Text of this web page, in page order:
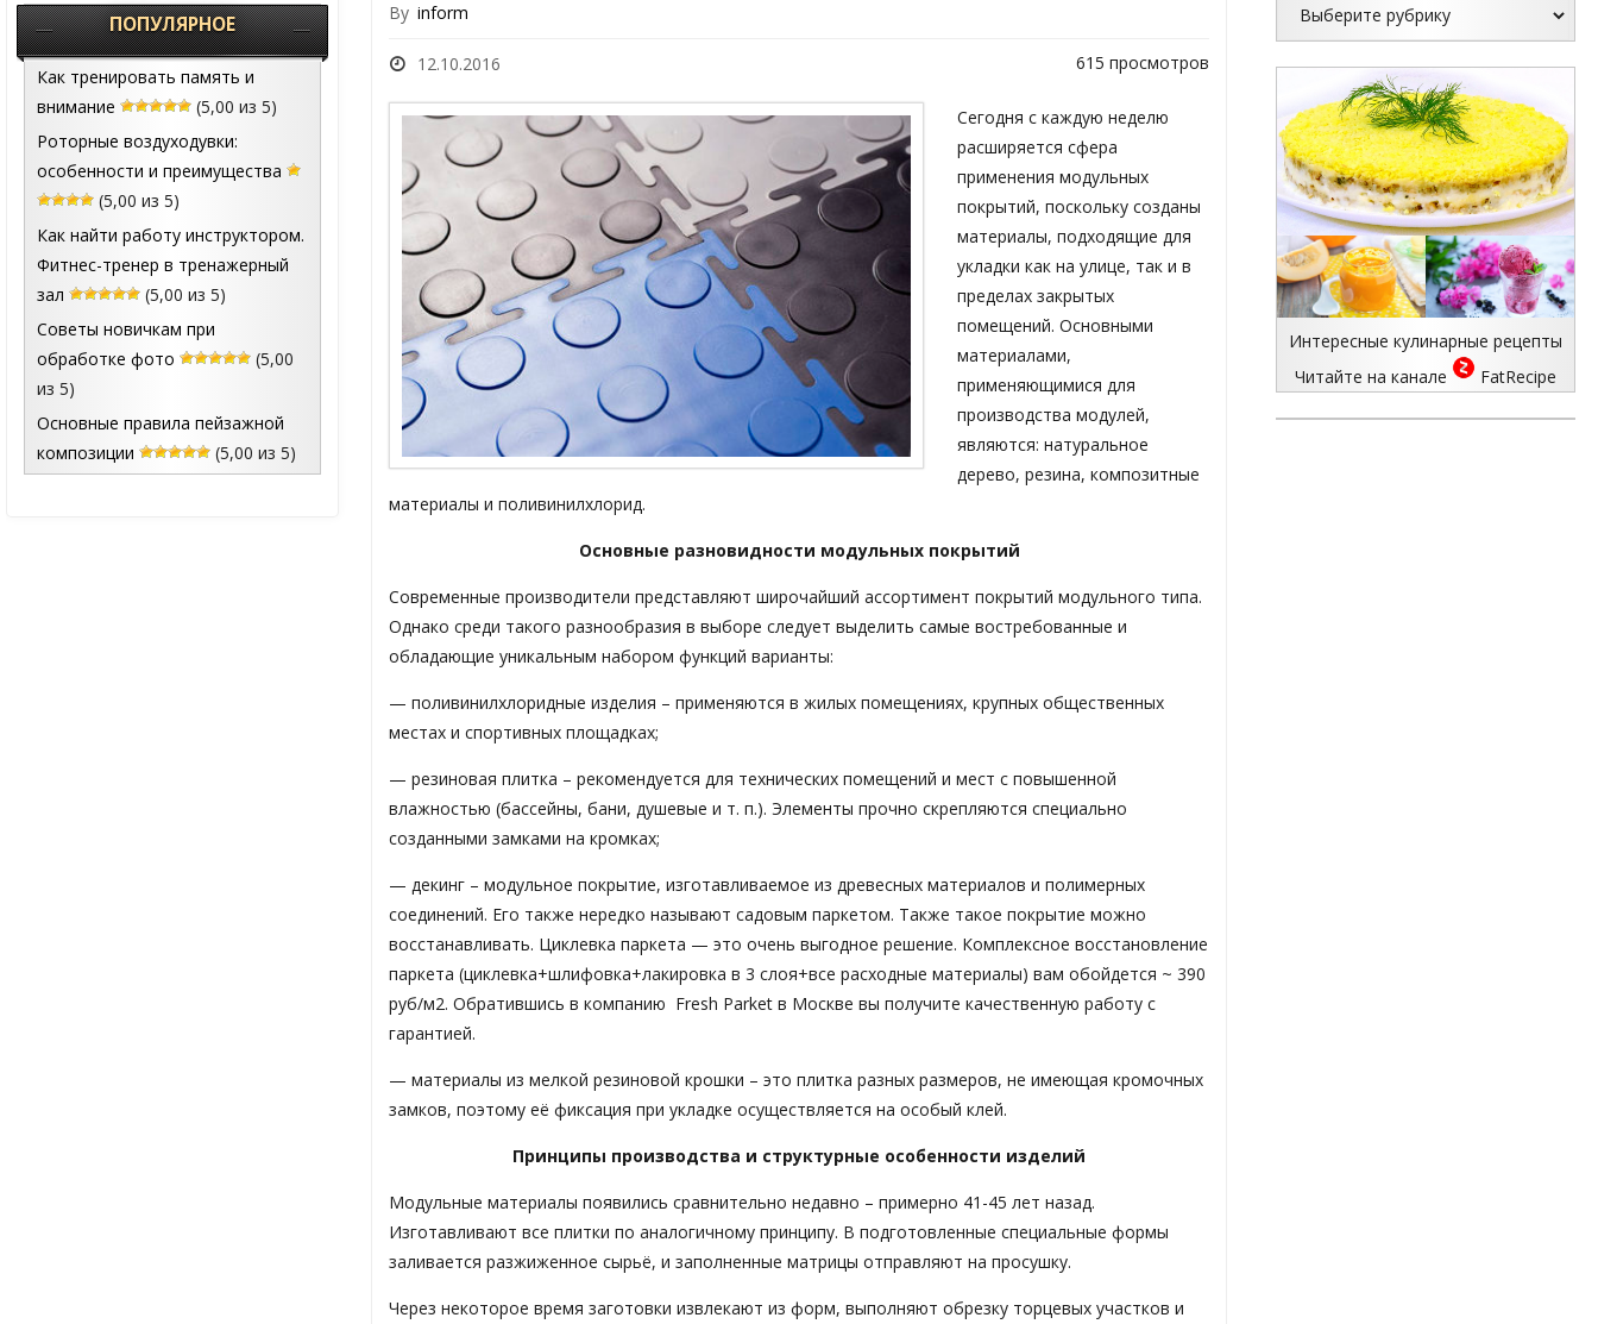
By inform
12.10.2016 615 просмотров
Сегодня с каждую неделю
расширяется сфера
применения модульных
покрытий, поскольку созданы
материалы, подходящие для
укладки как на улице, так и в
пределах закрытых
помещений. Основными
материалами,
применяющимися для
производства модулей,
являются: натуральное
дерево, резина, композитные
материалы и поливинилхлорид.
Основные разновидности модульных покрытий
Современные производители представляют широчайший ассортимент покрытий модульного типа.
Однако среди такого разнообразия в выборе следует выделить самые востребованные и
обладающие уникальным набором функций варианты:
— поливинилхлоридные изделия – применяются в жилых помещениях, крупных общественных
местах и спортивных площадках;
— резиновая плитка – рекомендуется для технических помещений и мест с повышенной
влажностью (бассейны, бани, душевые и т. п.). Элементы прочно скрепляются специально
созданными замками на кромках;
— декинг – модульное покрытие, изготавливаемое из древесных материалов и полимерных
соединений. Его также нередко называют садовым паркетом. Также такое покрытие можно
восстанавливать. Циклевка паркета — это очень выгодное решение. Комплексное восстановление
паркета (циклевка+шлифовка+лакировка в 3 слоя+все расходные материалы) вам обойдется ~ 390
руб/м2. Обратившись в компанию Fresh Parket в Москве вы получите качественную работу с
гарантией.
— материалы из мелкой резиновой крошки – это плитка разных размеров, не имеющая кромочных
замков, поэтому её фиксация при укладке осуществляется на особый клей.
Принципы производства и структурные особенности изделий
Модульные материалы появились сравнительно недавно – примерно 41-45 лет назад.
Изготавливают все плитки по аналогичному принципу. В подготовленные специальные формы
заливается разжиженное сырьё, и заполненные матрицы отправляют на просушку.
Через некоторое время заготовки извлекают из форм, выполняют обрезку торцевых участков и
ПОПУЛЯРНОЕ
Как тренировать память и
внимание
(5,00 из 5)
Роторные воздуходувки:
особенности и преимущества
(5,00 из 5)
Как найти работу инструктором.
Фитнес-тренер в тренажерный
зал
(5,00 из 5)
Советы новичкам при
обработке фото
(5,00
из 5)
Основные правила пейзажной
композиции
(5,00 из 5)
Интересные кулинарные рецепты
Читайте на канале
FatRecipe